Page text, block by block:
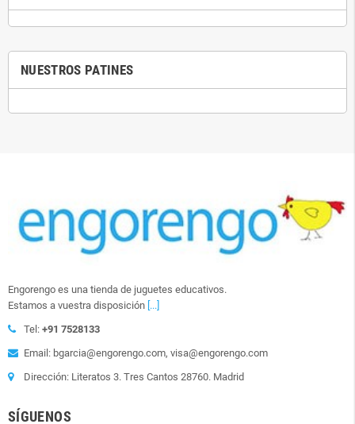
NUESTROS PATINES
Engorengo es una tienda de juguetes educativos.
Estamos a vuestra disposición [...]
Tel: +91 7528133
Email: bgarcia@engorengo.com, visa@engorengo.com
Dirección: Literatos 3. Tres Cantos 28760. Madrid
SÍGUENOS